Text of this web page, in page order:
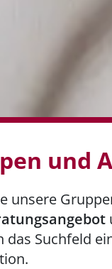
und
unsere
das Suchfeld